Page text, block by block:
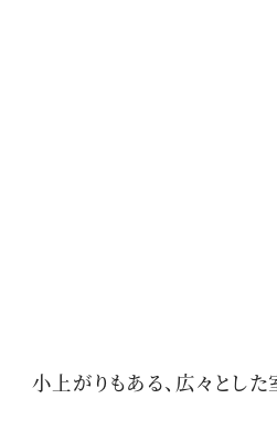
小上がりもある、広々とした